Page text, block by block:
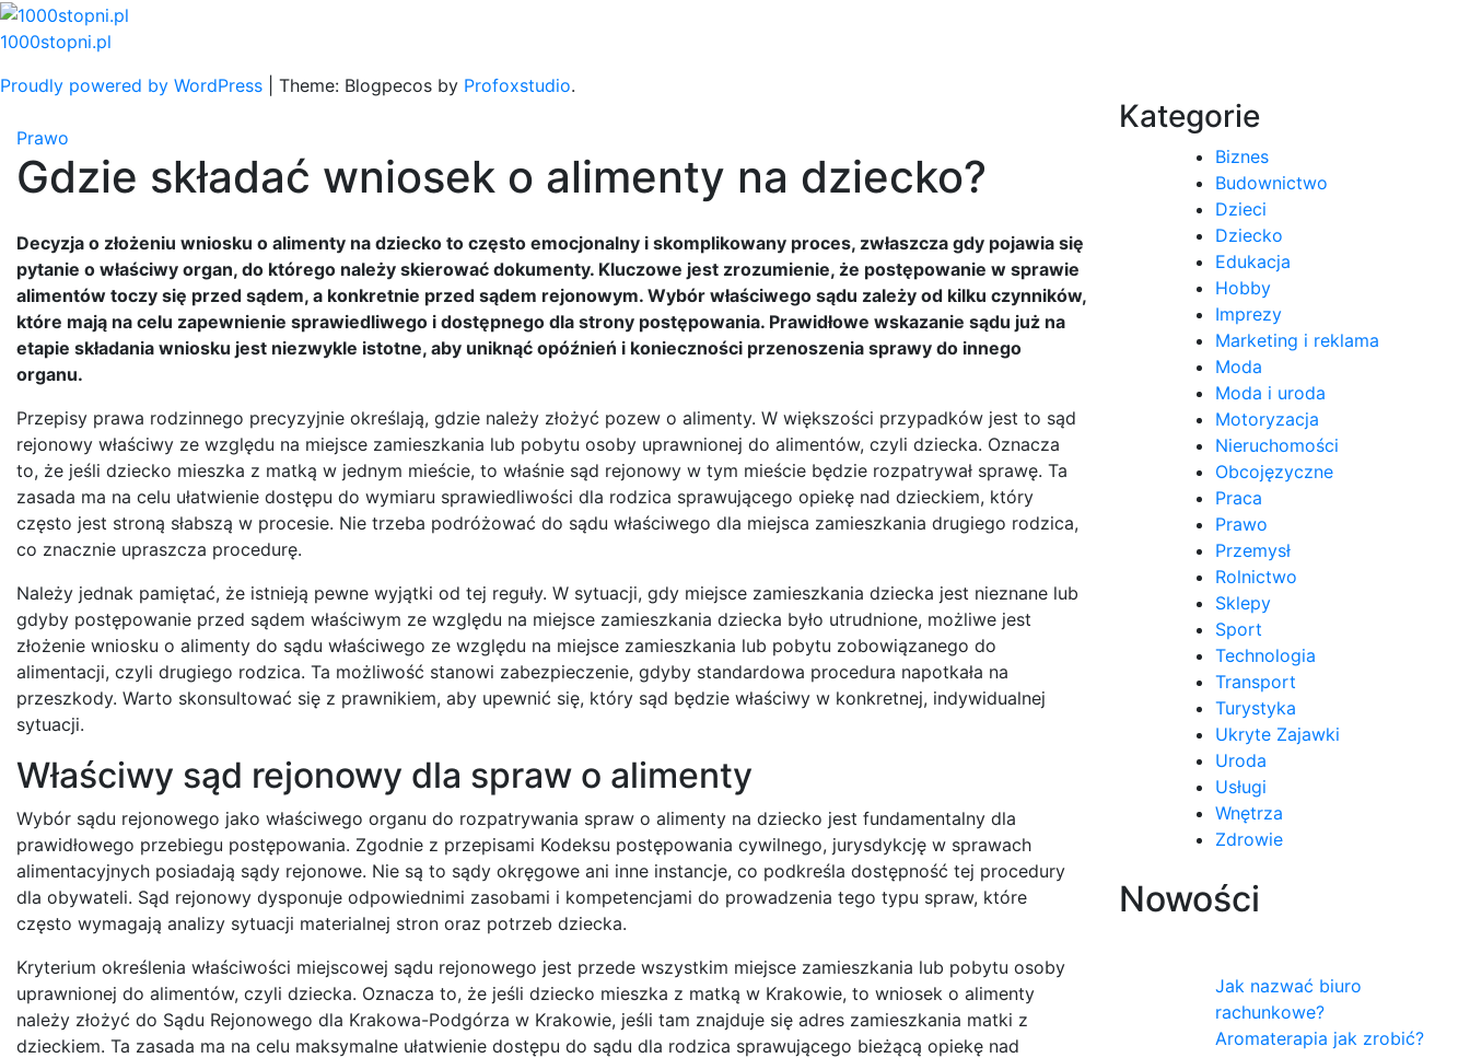
Skip
to
1000stopni.pl
Proudly powered by WordPress
Theme: Blogpecos by Profoxstudio.
Prawo
Gdzie składać wniosek o alimenty na dziecko?
Decyzja o złożeniu wniosku o alimenty na dziecko to często emocjonalny i skomplikowany proces, zwłaszcza gdy pojawia się
pytanie o właściwy organ, do którego należy skierować dokumenty. Kluczowe jest zrozumienie, że postępowanie w sprawie
alimentów toczy się przed sądem, a konkretnie przed sądem rejonowym. Wybór właściwego sądu zależy od kilku czynników,
które mają na celu zapewnienie sprawiedliwego i dostępnego dla strony postępowania. Prawidłowe wskazanie sądu już na
etapie składania wniosku jest niezwykle istotne, aby uniknąć opóźnień i konieczności przenoszenia sprawy do innego
organu.
Przepisy prawa rodzinnego precyzyjnie określają, gdzie należy złożyć pozew o alimenty. W większości przypadków jest to sąd
rejonowy właściwy ze względu na miejsce zamieszkania lub pobytu osoby uprawnionej do alimentów, czyli dziecka. Oznacza
to, że jeśli dziecko mieszka z matką w jednym mieście, to właśnie sąd rejonowy w tym mieście będzie rozpatrywał sprawę. Ta
zasada ma na celu ułatwienie dostępu do wymiaru sprawiedliwości dla rodzica sprawującego opiekę nad dzieckiem, który
często jest stroną słabszą w procesie. Nie trzeba podróżować do sądu właściwego dla miejsca zamieszkania drugiego rodzica,
co znacznie upraszcza procedurę.
Należy jednak pamiętać, że istnieją pewne wyjątki od tej reguły. W sytuacji, gdy miejsce zamieszkania dziecka jest nieznane lub
gdyby postępowanie przed sądem właściwym ze względu na miejsce zamieszkania dziecka było utrudnione, możliwe jest
złożenie wniosku o alimenty do sądu właściwego ze względu na miejsce zamieszkania lub pobytu zobowiązanego do
alimentacji, czyli drugiego rodzica. Ta możliwość stanowi zabezpieczenie, gdyby standardowa procedura napotkała na
przeszkody. Warto skonsultować się z prawnikiem, aby upewnić się, który sąd będzie właściwy w konkretnej, indywidualnej
sytuacji.
Właściwy sąd rejonowy dla spraw o alimenty
Wybór sądu rejonowego jako właściwego organu do rozpatrywania spraw o alimenty na dziecko jest fundamentalny dla
prawidłowego przebiegu postępowania. Zgodnie z przepisami Kodeksu postępowania cywilnego, jurysdykcję w sprawach
alimentacyjnych posiadają sądy rejonowe. Nie są to sądy okręgowe ani inne instancje, co podkreśla dostępność tej procedury
dla obywateli. Sąd rejonowy dysponuje odpowiednimi zasobami i kompetencjami do prowadzenia tego typu spraw, które
często wymagają analizy sytuacji materialnej stron oraz potrzeb dziecka.
Kryterium określenia właściwości miejscowej sądu rejonowego jest przede wszystkim miejsce zamieszkania lub pobytu osoby
uprawnionej do alimentów, czyli dziecka. Oznacza to, że jeśli dziecko mieszka z matką w Krakowie, to wniosek o alimenty
należy złożyć do Sądu Rejonowego dla Krakowa-Podgórza w Krakowie, jeśli tam znajduje się adres zamieszkania matki z
dzieckiem. Ta zasada ma na celu maksymalne ułatwienie dostępu do sądu dla rodzica sprawującego bieżącą opiekę nad
Kategorie
Biznes
Budownictwo
Dzieci
Dziecko
Edukacja
Hobby
Imprezy
Marketing i reklama
Moda
Moda i uroda
Motoryzacja
Nieruchomości
Obcojęzyczne
Praca
Prawo
Przemysł
Rolnictwo
Sklepy
Sport
Technologia
Transport
Turystyka
Ukryte Zajawki
Uroda
Usługi
Wnętrza
Zdrowie
Nowości
Jak nazwać biuro
rachunkowe?
Aromaterapia jak zrobić?